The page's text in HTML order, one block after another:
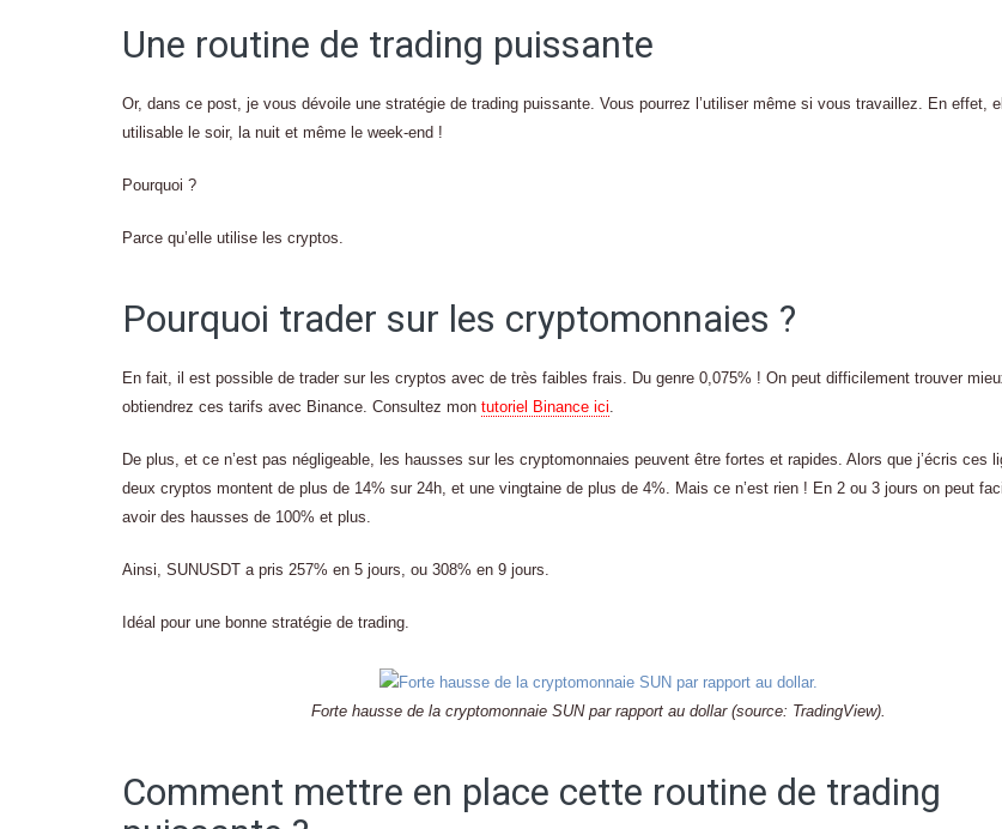
Une routine de trading puissante
Or, dans ce post, je vous dévoile une stratégie de trading puissante. Vous pourrez l’utiliser même si vous travaillez. En effet,
utilisable le soir, la nuit et même le week-end !
Pourquoi ?
Parce qu’elle utilise les cryptos.
Pourquoi trader sur les cryptomonnaies ?
En fait, il est possible de trader sur les cryptos avec de très faibles frais. Du genre 0,075% ! On peut difficilement trouver
obtiendrez ces tarifs avec Binance. Consultez mon tutoriel Binance ici.
De plus, et ce n’est pas négligeable, les hausses sur les cryptomonnaies peuvent être fortes et rapides. Alors que j’écris ces
deux cryptos montent de plus de 14% sur 24h, et une vingtaine de plus de 4%. Mais ce n’est rien ! En 2 ou 3 jours on peut
avoir des hausses de 100% et plus.
Ainsi, SUNUSDT a pris 257% en 5 jours, ou 308% en 9 jours.
Idéal pour une bonne stratégie de trading.
Forte hausse de la cryptomonnaie SUN par rapport au dollar (source: TradingView).
Comment mettre en place cette routine de trading